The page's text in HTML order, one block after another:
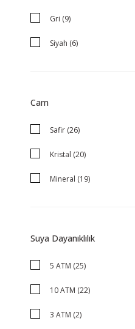
Gri (9)
Siyah (6)
Cam
Safir (26)
Kristal (20)
Mineral (19)
Suya Dayanıklılık
5 ATM (25)
10 ATM (22)
3 ATM (2)